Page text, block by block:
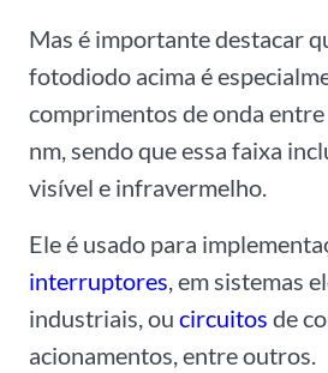
Mas é importante destacar
fotodiodo acima é
comprimentos de onda
nm, sendo que essa faixa
visível e infravermelho.
Ele é usado para
interruptores, em sistemas
industriais, ou circuitos de
acionamentos, entre outros.